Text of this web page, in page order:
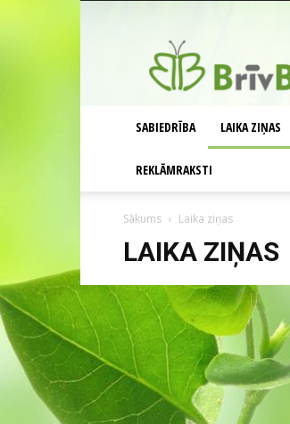
SABIEDRĪBA LAIKA ZIŅAS
REKLĀMRAKSTI
Sākums Laika ziņas
LAIKA ZIŅAS